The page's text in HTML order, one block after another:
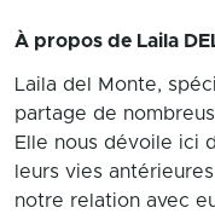
À propos de Laila
Laila del Monte,
partage de
Elle nous dévoile ici
leurs vies
notre relation avec